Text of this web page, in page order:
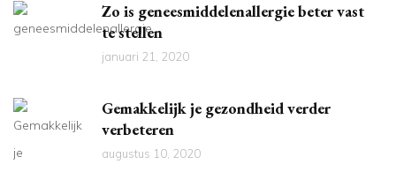
Zo is geneesmiddelenallergie beter vast
te stellen
januari 21, 2020
Gemakkelijk je gezondheid verder
verbeteren
augustus 10, 2020